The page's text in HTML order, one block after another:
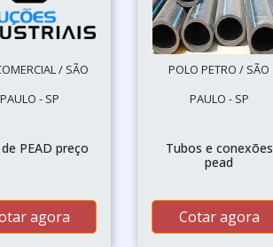
/ SÃO
PAULO - SP
PEAD preço
agora
POLO PETRO / SÃO
PAULO - SP
Tubos e conexões
pead
Cotar agora